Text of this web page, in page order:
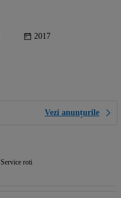
2017
Vezi anunțurile
Service roti